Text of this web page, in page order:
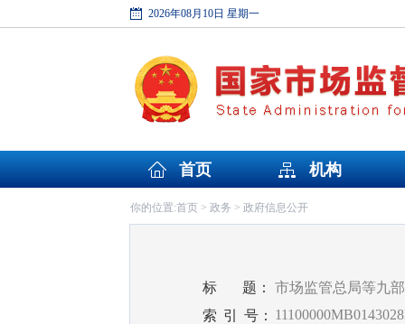
2026年08月10日 星期一
首页 机构
你的位置:首页> 政务 > 政府信息公开
标 题：
市场监管总局等九
索 引 号：